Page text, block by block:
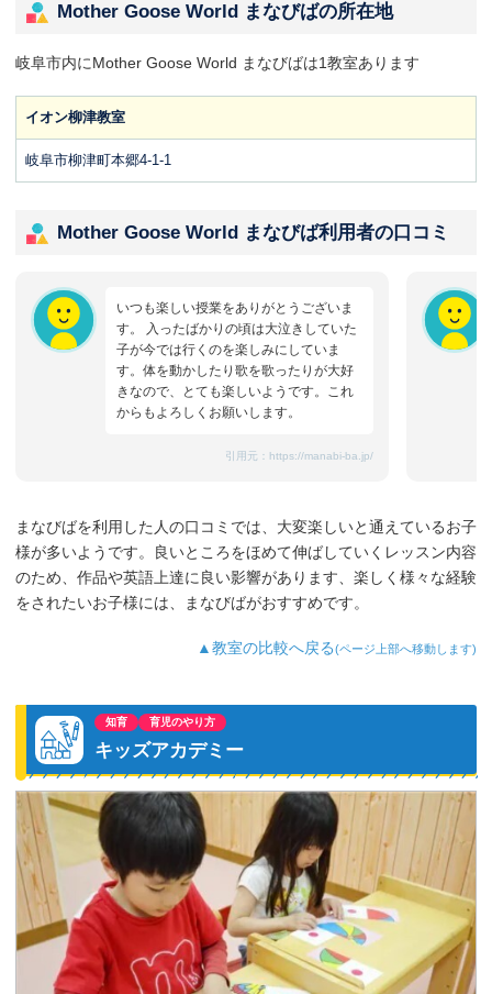
Mother Goose World まなびばの所在地
岐阜市内にMother Goose World まなびばは1教室あります
イオン柳津教室
岐阜市柳津町本郷4-1-1
Mother Goose World まなびば利用者の口コミ
いつも楽しい授業をありがとうございま
す。 入ったばかりの頃は大泣きしていた
子が今では行くのを楽しみにしていま
す。体を動かしたり歌を歌ったりが大好
きなので、とても楽しいようです。これ
からもよろしくお願いします。
引用元： https://manabi-ba.jp/
まなびばを利用した人の口コミでは、大変楽しいと通えているお子
様が多いようです。良いところをほめて伸ばしていくレッスン内容
のため、作品や英語上達に良い影響があります、楽しく様々な経験
をされたいお子様には、まなびばがおすすめです。
▲教室の比較へ戻る(ページ上部へ移動します)
知育 育児のやり方
キッズアカデミー